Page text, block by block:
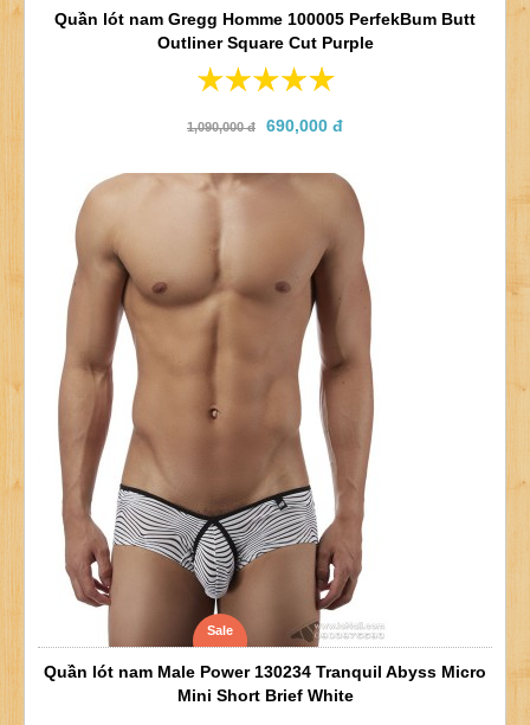
Quần lót nam Gregg Homme 100005 PerfekBum Butt
Outliner Square Cut Purple
1,090,000 đ 690,000 đ
Sale
Quần lót nam Male Power 130234 Tranquil Abyss Micro
Mini Short Brief White